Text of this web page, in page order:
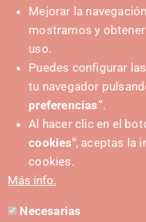
11-06-2025
Mejorar la
mostramos y
uso.
Puedes configurar
tu navegador
preferencias”.
Al hacer clic en el
cookies", aceptas la
cookies.
Más info.
Necesarias